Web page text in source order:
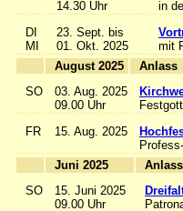
14.30 Uhr
in
DI
MI
23. Sept. bis
01. Okt. 2025
mit
August 2025
SO
03. Aug. 2025
09.00 Uhr
FR
15. Aug. 2025
Juni 2025
SO
15. Juni 2025
09.00 Uhr